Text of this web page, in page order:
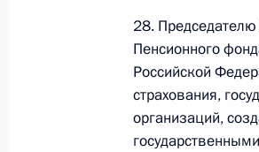
Федеральный
О внесении
26 июля 2026 года
28.
Пенсионного
Российской
страхования,
организаций,